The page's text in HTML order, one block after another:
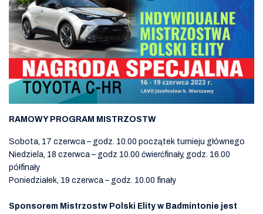
RAMOWY PROGRAM MISTRZOSTW
Sobota, 17 czerwca – godz. 10.00 początek turnieju głównego
Niedziela, 18 czerwca – godz 10.00 ćwierćfinały, godz. 16.00
półfinały
Poniedziałek, 19 czerwca – godz. 10.00 finały
Sponsorem Mistrzostw Polski Elity w Badmintonie jest